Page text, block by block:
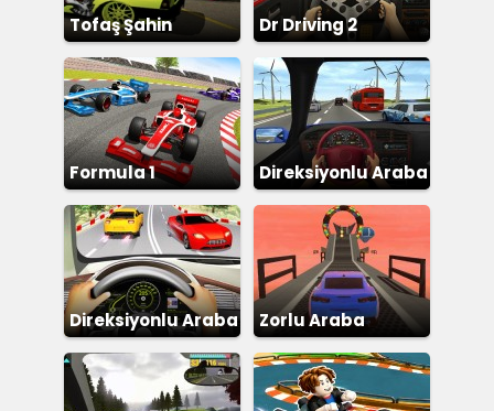
Tofaş Şahin Dr Driving 2
Formula 1
Direksiyonlu Araba
Sürme
Direksiyonlu Araba
Zorlu Araba
Parkuru 3D